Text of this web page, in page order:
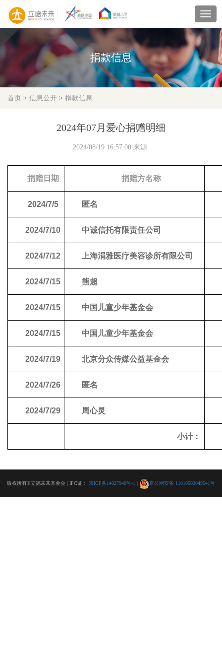
捐款信息
首页 > 信息公开 > 捐款信息
2024年07月爱心捐赠明细
2024/08/19 16:57:00 来源:
捐赠日期 捐赠方名称
2024/7/5 匿名
2024/7/10 中诚信托有限责任公司
2024/7/12 上海涓雅医疗美容诊所有限公司
2024/7/15 熊超
2024/7/15 中国儿童少年基金会
2024/7/15 中国儿童少年基金会
2024/7/19 北京分众传媒公益基金会
2024/7/26 匿名
2024/7/29 周心灵
小计：
版权所有©立德未来基金会 | IPC证： 京ICP备14027940号-1 京公网安备 11010502049541号